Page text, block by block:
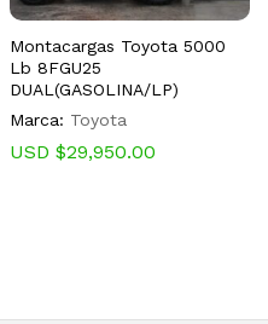
Montacargas Toyota 5000
Lb 8FGU25
DUAL(GASOLINA/LP)
Marca: Toyota
USD $29,950.00